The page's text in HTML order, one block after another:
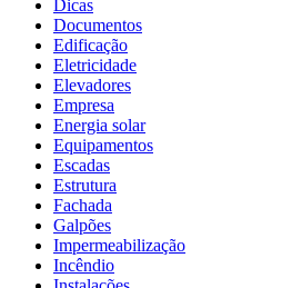
Dicas
Documentos
Edificação
Eletricidade
Elevadores
Empresa
Energia solar
Equipamentos
Escadas
Estrutura
Fachada
Galpões
Impermeabilização
Incêndio